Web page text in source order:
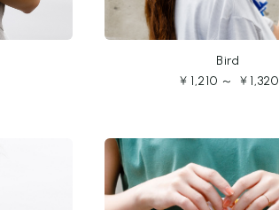
Bird
￥1,210 ～ ￥1,320